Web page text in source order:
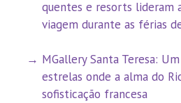
quentes e resorts lideram
viagem durante as férias
MGallery Santa Teresa:
estrelas onde a alma do
sofisticação francesa